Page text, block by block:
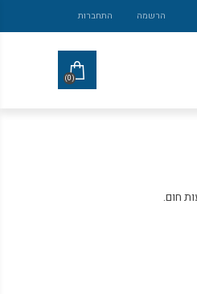
הרשמה התחברות
(0)